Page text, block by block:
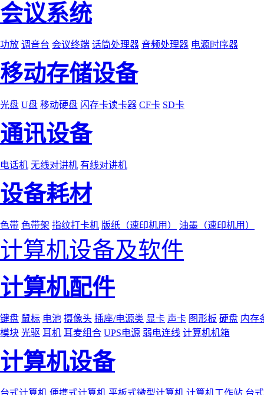
会议系统
功放 调音台 会议终端 话筒处理器 音频处理器 电源时序器
移动存储设备
光盘 U盘 移动硬盘 闪存卡读卡器 CF卡 SD卡
通讯设备
电话机 无线对讲机 有线对讲机
设备耗材
色带 色带架 指纹打卡机 版纸（速印机用） 油墨（速印机用）
计算机设备及软件
计算机配件
键盘 鼠标 电池 摄像头 插座/电源类 显卡 声卡 图形板 硬盘 内存
模块 光驱 耳机 耳麦组合 UPS电源 弱电连线 计算机机箱
计算机设备
台式计算机 便携式计算机 平板式微型计算机 计算机工作站 台